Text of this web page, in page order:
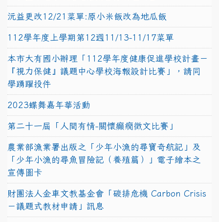
沅益更改12/21菜單:原小米飯改為地瓜飯
112學年度上學期第12週11/13-11/17菜單
本市大有國小辦理「112學年度健康促進學校計畫－
『視力保健』議題中心學校海報設計比賽」，請同
學踴躍投件
2023蝶舞嘉年華活動
第二十一屆「人間有情-關懷癲癇徵文比賽」
農業部漁業署出版之「少年小漁的尋寶奇航記」及
「少年小漁的尋魚冒險記（養殖篇）」電子繪本之
宣傳圖卡
財團法人金車文教基金會「碳排危機 Carbon Crisis
－議題式教材申請」訊息